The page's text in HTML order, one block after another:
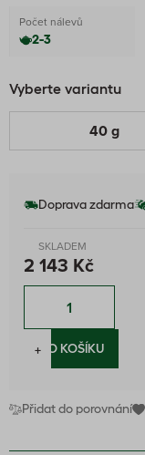
Počet nálevů
2-3
Vyberte variantu
40 g
Doprava zdarma
SKLADEM
2 143 Kč
−
+DO KOŠÍKU
Přidat do porovnání